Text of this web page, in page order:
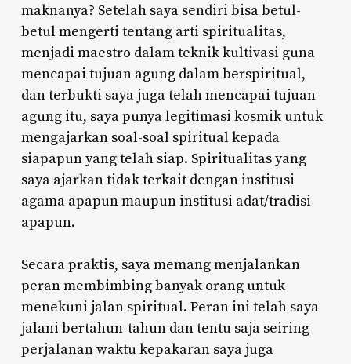
maknanya? Setelah saya sendiri bisa betul-
betul mengerti tentang arti spiritualitas,
menjadi maestro dalam teknik kultivasi guna
mencapai tujuan agung dalam berspiritual,
dan terbukti saya juga telah mencapai tujuan
agung itu, saya punya legitimasi kosmik untuk
mengajarkan soal-soal spiritual kepada
siapapun yang telah siap. Spiritualitas yang
saya ajarkan tidak terkait dengan institusi
agama apapun maupun institusi adat/tradisi
apapun.
Secara praktis, saya memang menjalankan
peran membimbing banyak orang untuk
menekuni jalan spiritual. Peran ini telah saya
jalani bertahun-tahun dan tentu saja seiring
perjalanan waktu kepakaran saya juga